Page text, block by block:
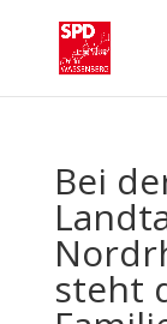
Bei
steht